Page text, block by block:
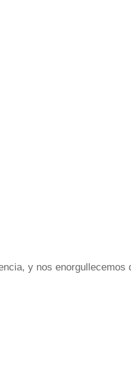
y nos enorgullecemos